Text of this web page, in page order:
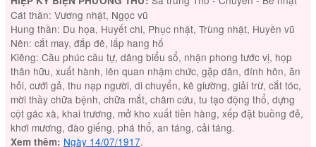
Cát thần: Vương nhật, Ngọc vũ
Hung thần: Du họa, Huyết chi, Phục nhật, Trùng nhật, Huyền vũ
Nên: cắt may, đắp đê, lấp hang hố
Kiêng: Cầu phúc cầu tự, dâng biểu sổ, nhận phong tước vị, họp
thân hữu, xuất hành, lên quan nhậm chức, gặp dân, đính hôn, ăn
hỏi, cưới gả, thu nạp người, di chuyển, kê giường, giải trừ, cắt tóc,
mời thầy chữa bệnh, chữa mắt, châm cứu, tu tạo động thổ, dựng
cột gác xà, khai trương, mở kho xuất tiền hàng, xếp đặt buồng đẻ,
khơi mương, đào giếng, phá thổ, an táng, cải táng.
Xem thêm: Ngày 14/07/1917.